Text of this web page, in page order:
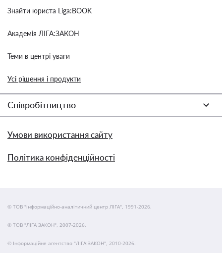
Знайти юриста Liga:BOOK
Академія ЛІГА:ЗАКОН
Теми в центрі уваги
Усі рішення і продукти
Співробітництво
Умови використання сайту
Політика конфіденційності
© ТОВ "інформаційно-аналітичний центр ЛІГА", 1991-2026.
© ТОВ "ЛІГА ЗАКОН", 2007-2026.
© Інформаційне агентство "ЛІГА:ЗАКОН", 2010-2026.